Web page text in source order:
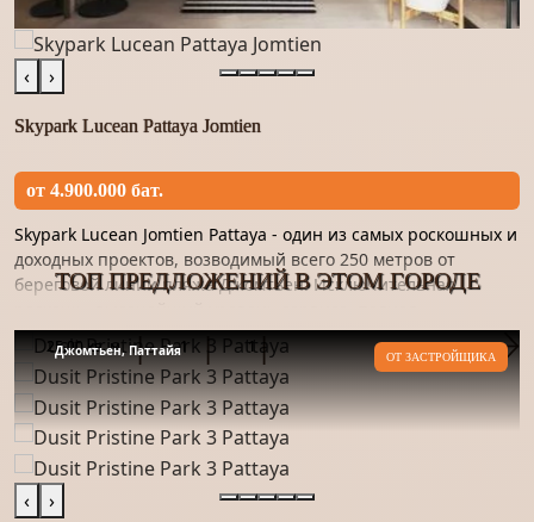
‹ ›
Skypark Lucean Pattaya Jomtien
от 4.900.000 бат.
Skypark Lucean Jomtien Pattaya - один из самых роскошных и
доходных проектов, возводимый всего 250 метров от
береговой линии пляжа Джомтьен. Исключительная
конфиденциальность...
25.00 кв. м 1 1
ТОП ПРЕДЛОЖЕНИЙ В ЭТОМ ГОРОДЕ
Джомтьен, Паттайя ОТ ЗАСТРОЙЩИКА
‹ ›